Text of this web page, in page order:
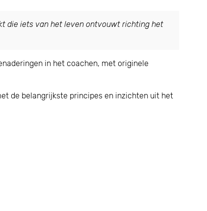
die iets van het leven ontvouwt richting het
in het coachen, met originele
de belangrijkste principes en inzichten uit het